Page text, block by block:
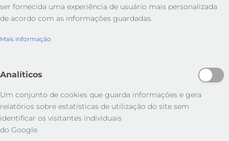
ser fornecida uma experiência de usuário mais personalizada
de acordo com as informações guardadas.
Mais informação
Analíticos
Um conjunto de cookies que guarda informações e gera
relatórios sobre estatísticas de utilização do site sem
identificar os visitantes individuais
do Google.